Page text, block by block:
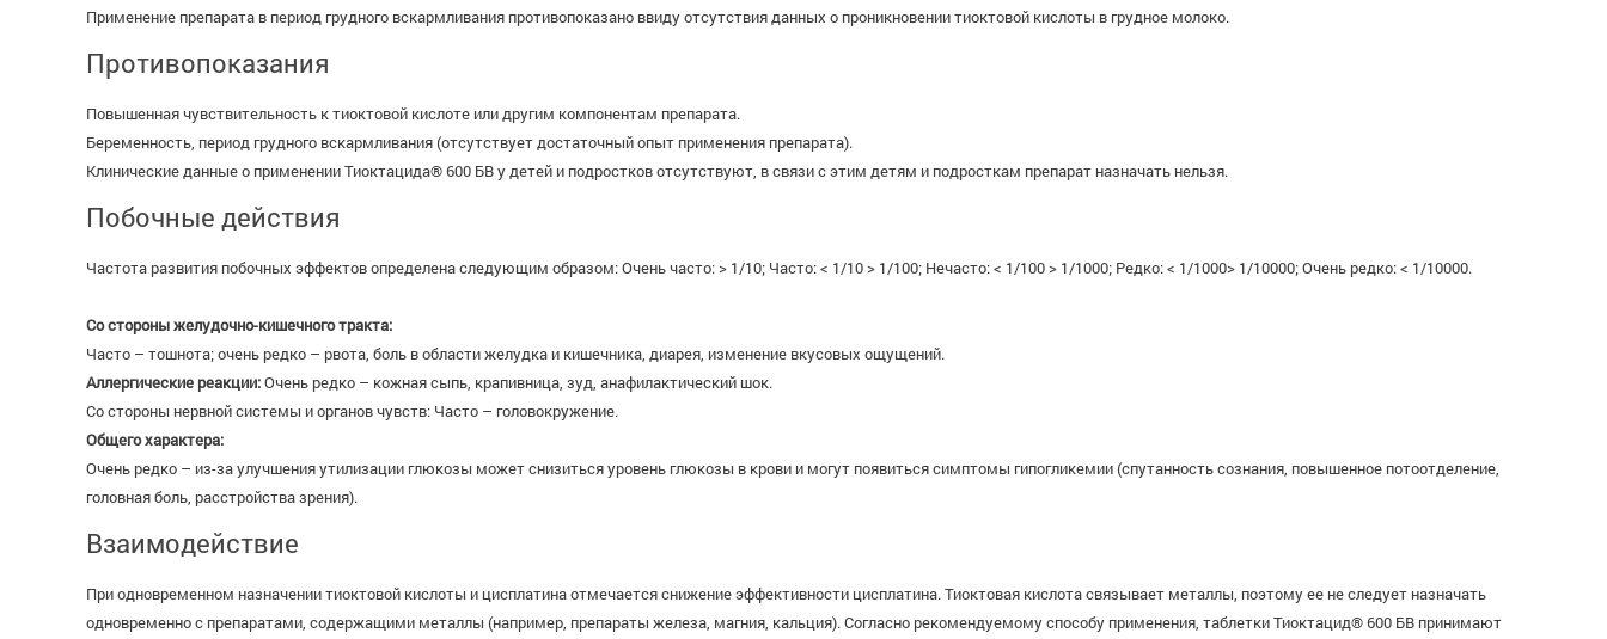
Применение препарата в период грудного вскармливания противопоказано ввиду отсутствия данных о проникновении тиоктовой кислоты в грудное молоко.
Противопоказания
Повышенная чувствительность к тиоктовой кислоте или другим компонентам препарата.
Беременность, период грудного вскармливания (отсутствует достаточный опыт применения препарата).
Клинические данные о применении Тиоктацида® 600 БВ у детей и подростков отсутствуют, в связи с этим детям и подросткам препарат назначать нельзя.
Побочные действия
Частота развития побочных эффектов определена следующим образом: Очень часто: > 1/10; Часто: < 1/10 > 1/100; Нечасто: < 1/100 > 1/1000; Редко: < 1/1000> 1/10000; Очень редко: < 1/10000.
Со стороны желудочно-кишечного тракта:
Часто – тошнота; очень редко – рвота, боль в области желудка и кишечника, диарея, изменение вкусовых ощущений.
Аллергические реакции:Очень редко – кожная сыпь, крапивница, зуд, анафилактический шок.
Со стороны нервной системы и органов чувств: Часто – головокружение.
Общего характера:
Очень редко – из-за улучшения утилизации глюкозы может снизиться уровень глюкозы в крови и могут появиться симптомы гипогликемии (спутанность сознания, повышенное потоотделение,
головная боль, расстройства зрения).
Взаимодействие
При одновременном назначении тиоктовой кислоты и цисплатина отмечается снижение эффективности цисплатина. Тиоктовая кислота связывает металлы, поэтому ее не следует назначать
одновременно с препаратами, содержащими металлы (например, препараты железа, магния, кальция). Согласно рекомендуемому способу применения, таблетки Тиоктацид® 600 БВ принимают